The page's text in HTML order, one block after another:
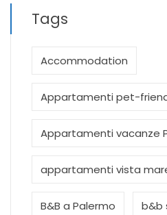
Tags
Accommodation
Appartamenti pet-
Appartamenti vacanze
appartamenti vista
B&B a Palermo b&b